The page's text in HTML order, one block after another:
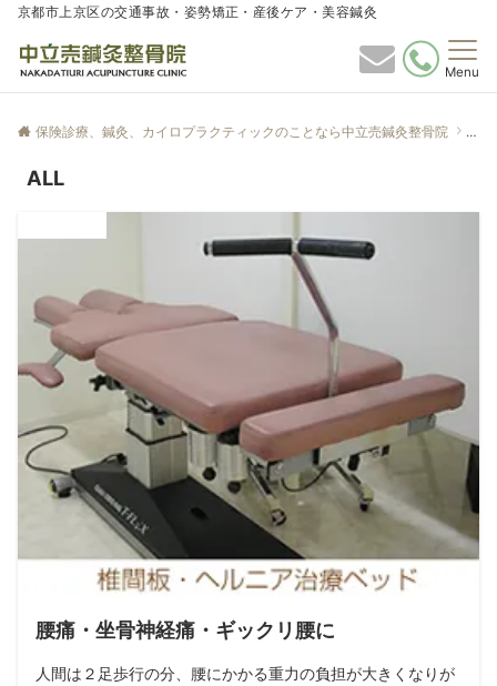
京都市上京区の交通事故・姿勢矯正・産後ケア・美容鍼灸
Menu
保険診療、鍼灸、カイロプラクティックのことなら中立売鍼灸整骨院 ALL
ALL
腰痛・坐骨神経痛・ギックリ腰に
人間は２足歩行の分、腰にかかる重力の負担が大きくなりが